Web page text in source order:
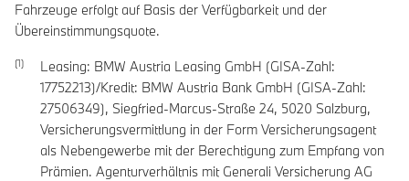
Fahrzeuge erfolgt auf Basis der Verfügbarkeit und der
Übereinstimmungsquote.
Leasing: BMW Austria Leasing GmbH (GISA-Zahl:
17752213)/Kredit: BMW Austria Bank GmbH (GISA-Zahl:
27506349), Siegfried-Marcus-Straße 24, 5020 Salzburg,
Versicherungsvermittlung in der Form Versicherungsagent
als Nebengewerbe mit der Berechtigung zum Empfang von
Prämien. Agenturverhältnis mit Generali Versicherung AG